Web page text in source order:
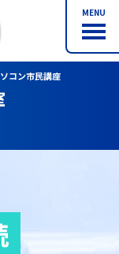
MENU
コン市民講座